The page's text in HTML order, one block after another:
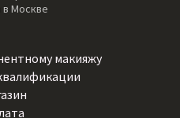
в Москве
макияжу